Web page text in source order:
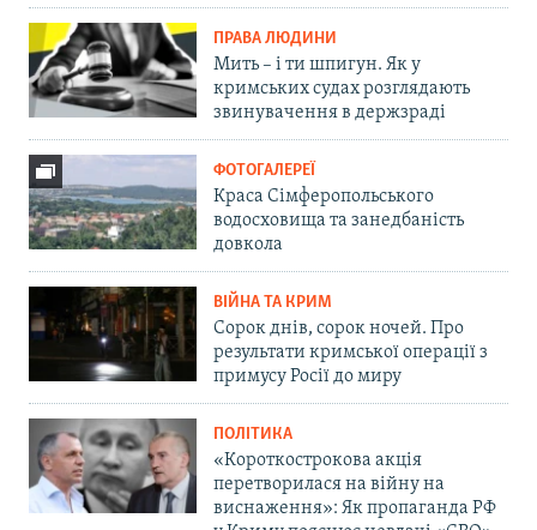
ПРАВА ЛЮДИНИ
Мить – і ти шпигун. Як у
кримських судах розглядають
звинувачення в держзраді
ФОТОГАЛЕРЕЇ
Краса Сімферопольського
водосховища та занедбаність
довкола
ВІЙНА ТА КРИМ
Сорок днів, сорок ночей. Про
результати кримської операції з
примусу Росії до миру
ПОЛІТИКА
«Короткострокова акція
перетворилася на війну на
виснаження»: Як пропаганда РФ